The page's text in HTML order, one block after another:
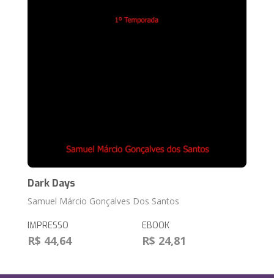
Dark Days
Samuel Márcio Gonçalves Dos Santos
IMPRESSO
R$ 44,64
EBOOK
R$ 24,81